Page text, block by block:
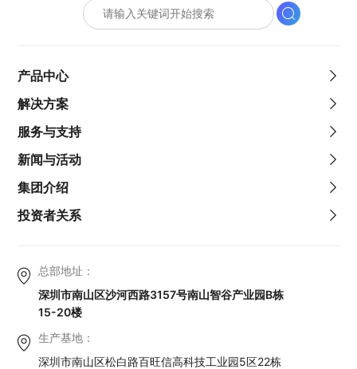
总部地址：
深圳市南山区沙河西路3157号南山智谷产业园B栋
15-20楼
生产基地：
深圳市南山区松白路百旺信高科技工业园5区22栋
产品中心
解决方案
服务与支持
新闻与活动
集团介绍
投资者关系